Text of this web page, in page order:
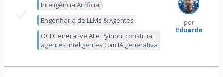
Inteligência Artificial
Engenharia de LLMs & Agentes
OCI Generative AI e Python: construa
agentes inteligentes com IA generativa
por
Eduardo